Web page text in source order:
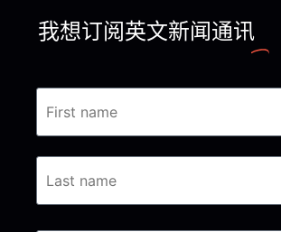
我想订阅英文新闻通讯